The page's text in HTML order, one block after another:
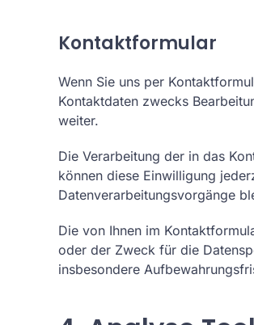
Kontaktformular
Wenn Sie uns per
Kontaktdaten zwecks
weiter.
Die Verarbeitung der in das
können diese Einwilligung
Datenverarbeitungsvorgänge
Die von Ihnen im
oder der Zweck für die
insbesondere